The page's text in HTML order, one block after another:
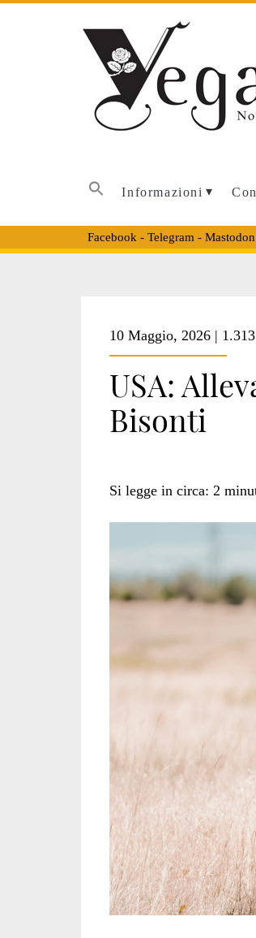
Informazioni
Facebook - Telegram - Mastodon
10 Maggio, 2026 |
USA:
Bisonti
Si legge in circa: 2